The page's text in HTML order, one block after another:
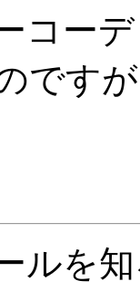
コー
です
ルを